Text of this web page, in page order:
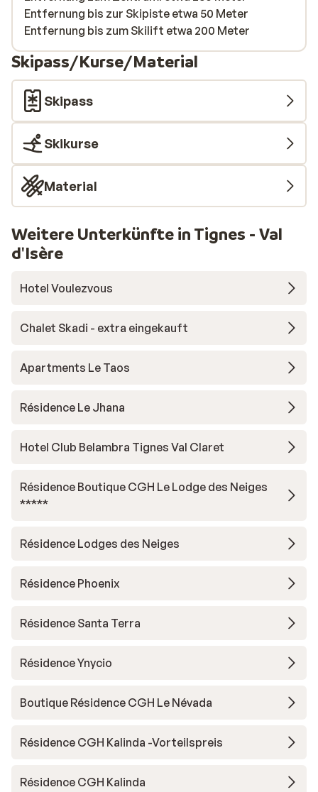
Entfernung bis zur Skipiste etwa 50 Meter
Entfernung bis zum Skilift etwa 200 Meter
Skipass/Kurse/Material
Skipass
Skikurse
Material
Weitere Unterkünfte in Tignes - Val
d'Isère
Hotel Voulezvous
Chalet Skadi - extra eingekauft
Apartments Le Taos
Résidence Le Jhana
Hotel Club Belambra Tignes Val Claret
Résidence Boutique CGH Le Lodge des Neiges
*****
Résidence Lodges des Neiges
Résidence Phoenix
Résidence Santa Terra
Résidence Ynycio
Boutique Résidence CGH Le Névada
Résidence CGH Kalinda -Vorteilspreis
Résidence CGH Kalinda